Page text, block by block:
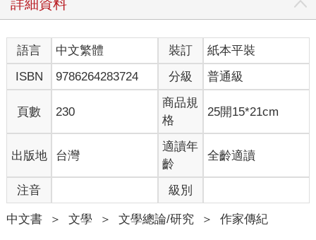
魏晉時期，重視門第聲望的社會風氣日益興盛，一個人的出
身門第與他日後的成長、求學、婚姻、仕途等都有著千絲萬縷的
關係。阮籍的家族雖然不是達官顯貴、五世公卿，卻也稱得上官
宦之家、聲名清望，而且有著較高的文化修養。戴逵《竹林七賢
論》就說：「諸阮前世皆儒學。」自從漢武帝罷黜百家、獨尊儒
術以來，儒學成為古代士人治學的主要內容，不少士人以儒學起
家做官而位至顯貴。阮籍家族世代儒學，其文化素養之高由此可
見一斑，而這也為整個家族贏得了較高的社會聲望。
最能說明這一點的，大概便是後來司馬昭為兒子司馬炎向阮
籍求婚一事。《晉書．阮籍傳》說：「文帝（即司馬昭）欲為武
帝求婚於籍，籍醉六十日，不得言而止。」關於司馬昭主動提出
與阮籍聯姻，其中的原因比較複雜，可能是賞識阮籍的才能，也
可能是想拉攏已經聲名隆盛的阮籍以進一步削弱曹氏家族的勢
詳細資料
語言 中文繁體 裝訂
紙本平裝
ISBN
9786264283724 分級 普通級
頁數 230
商品規
格
25開15*21cm
出版地 台灣
適讀年
齡
全齡適讀
注音 級別
中文書 ＞ 文學 ＞ 文學總論/研究 ＞ 作家傳紀